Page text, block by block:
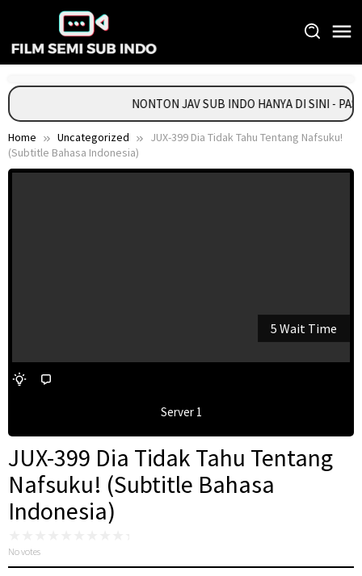
content
NONTON JAV SUB INDO HANYA DI SINI -
Home Uncategorized
JUX-399 Dia Tidak Tahu Tentang Nafsuku!
(Subtitle Bahasa Indonesia)
5 Wait Time
Server 1
JUX-399 Dia Tidak Tahu Tentang
Nafsuku! (Subtitle Bahasa
Indonesia)
No votes